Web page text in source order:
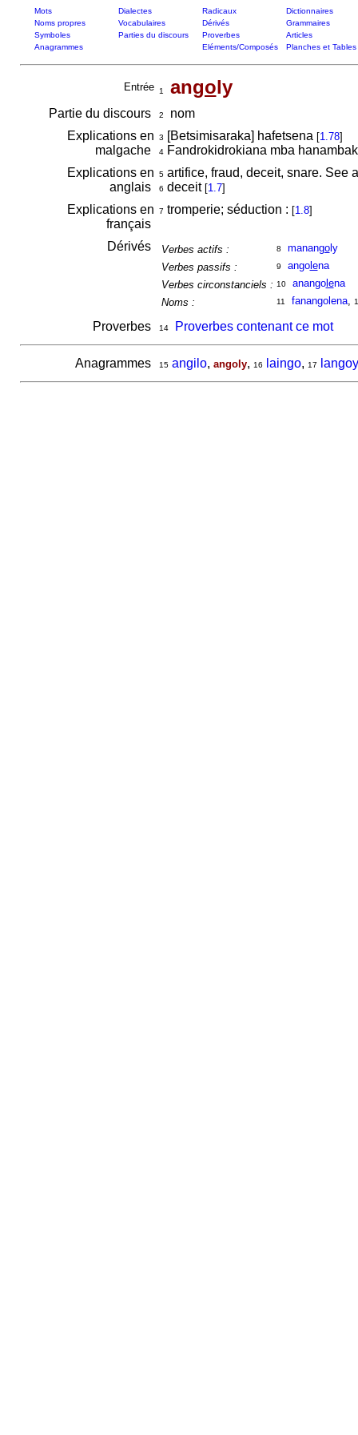
Mots Dialectes Radicaux
Dictionnaires
Noms propres
Vocabulaires Dérivés
Grammaires
Symboles
Parties du discours Proverbes
Articles
Anagrammes
Eléments/Composés Planches et Tables
Entrée 1 angoly
Partie du discours 2
nom
Explications en
malgache
3 [Betsimisaraka] hafetsena [1.78]
4Fandrokidrokiana mba
Explications en
anglais
5artifice, fraud, deceit, snare. See
6 deceit [1.7]
Explications en
français
7 tromperie; séduction : [1.8]
Dérivés Verbes actifs : 8 manangoly
Verbes passifs :
9 angolena
Verbes circonstanciels : 10 anangolena
Noms :
11 fanangolena,
Proverbes 14 Proverbes contenant ce mot
Anagrammes 15 angilo, angoly, 16 laingo, 17 langoy